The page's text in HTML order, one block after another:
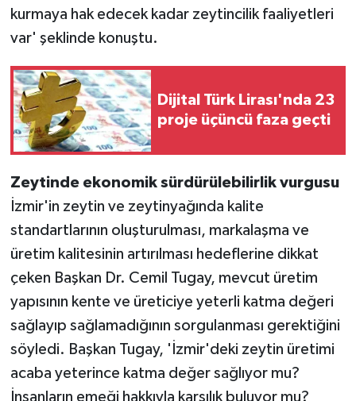
kurmaya hak edecek kadar zeytincilik faaliyetleri
var' şeklinde konuştu.
Dijital Türk Lirası'nda 23
proje üçüncü faza geçti
Zeytinde ekonomik sürdürülebilirlik vurgusu
İzmir'in zeytin ve zeytinyağında kalite
standartlarının oluşturulması, markalaşma ve
üretim kalitesinin artırılması hedeflerine dikkat
çeken Başkan Dr. Cemil Tugay, mevcut üretim
yapısının kente ve üreticiye yeterli katma değeri
sağlayıp sağlamadığının sorgulanması gerektiğini
söyledi. Başkan Tugay, 'İzmir'deki zeytin üretimi
acaba yeterince katma değer sağlıyor mu?
İnsanların emeği hakkıyla karşılık buluyor mu?